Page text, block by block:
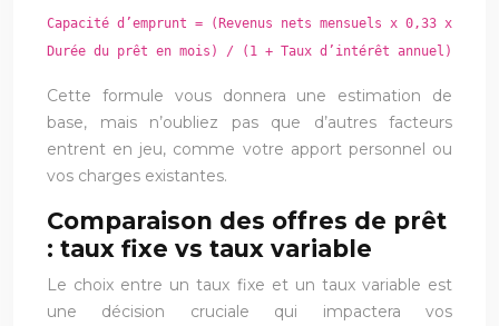
Capacité d’emprunt = (Revenus nets mensuels x 0,33 x
Durée du prêt en mois) / (1 + Taux d’intérêt annuel)
Cette formule vous donnera une estimation de
base, mais n’oubliez pas que d’autres facteurs
entrent en jeu, comme votre apport personnel ou
vos charges existantes.
Comparaison des offres de prêt
: taux fixe vs taux variable
Le choix entre un taux fixe et un taux variable est
une décision cruciale qui impactera vos